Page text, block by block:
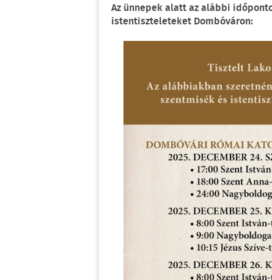
Az ünnepek alatt az alábbi
istentiszteleteket Dombóváron: